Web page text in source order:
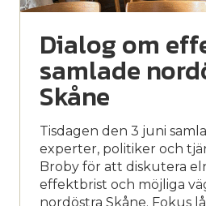
Dialog om
samlade
Skåne
Tisdagen den 3 juni
experter, politiker och
Broby för att diskutera
effektbrist och möjliga
nordöstra Skåne. Fokus